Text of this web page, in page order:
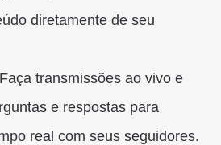
diretamente de seu
Faça transmissões ao vivo e
e respostas para
real com seus seguidores.